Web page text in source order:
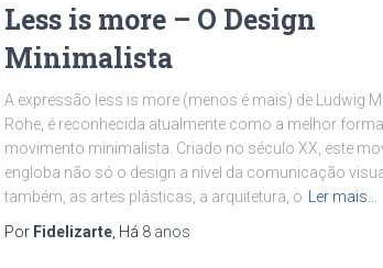
Less is more – O Design
Minimalista
A expressão less is more (menos é mais) de Ludwig
Rohe, é reconhecida atualmente como a melhor
movimento minimalista. Criado no século XX, este
engloba não só o design a nível da comunicação
também, as artes plásticas, a arquitetura, o
Ler mais…
Por Fidelizarte , Há 8 anos